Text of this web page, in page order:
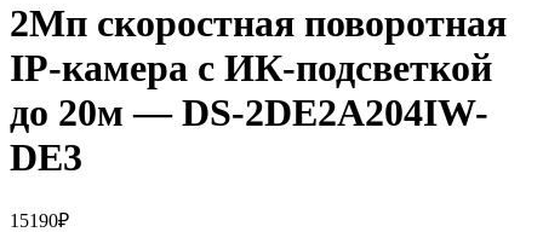
2Мп скоростная поворотная
IP-камера с ИК-подсветкой
до 20м — DS-2DE2A204IW-
DE3
15190₽